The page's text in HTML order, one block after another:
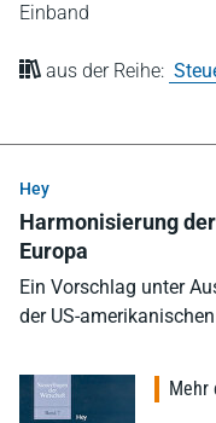
Einband
aus der Reihe:
Hey
Harmonisierung
Europa
Ein Vorschlag unter
der US-
Mehr